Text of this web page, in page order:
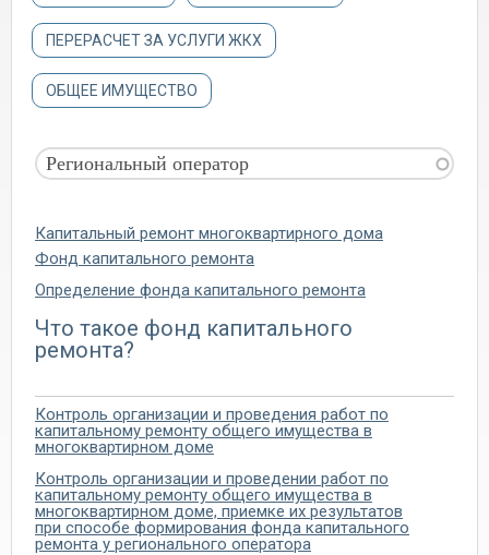
ПЕРЕРАСЧЕТ ЗА УСЛУГИ ЖКХ
ОБЩЕЕ ИМУЩЕСТВО
Капитальный ремонт многоквартирного дома
Фонд капитального ремонта
Определение фонда капитального ремонта
Что такое фонд капитального
ремонта?
Контроль организации и проведения работ по
капитальному ремонту общего имущества в
многоквартирном доме
Контроль организации и проведении работ по
капитальному ремонту общего имущества в
многоквартирном доме, приемке их результатов
при способе формирования фонда капитального
ремонта у регионального оператора